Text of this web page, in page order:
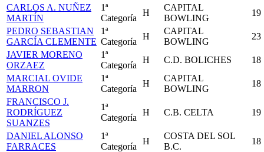
CARLOS A. NUÑEZ
MARTÍN
1ª
Categoría
H
CAPITAL
BOWLING
19
PEDRO SEBASTIAN
GARCÍA CLEMENTE
1ª
Categoría
H
CAPITAL
BOWLING
23
JAVIER MORENO
ORZAEZ
1ª
Categoría
H C.D. BOLICHES
18
MARCIAL OVIDE
MARRON
1ª
Categoría
H
CAPITAL
BOWLING
18
FRANCISCO J.
RODRÍGUEZ
SUANZES
1ª
Categoría
H C.B. CELTA 19
DANIEL ALONSO
FARRACES
1ª
Categoría
H
COSTA DEL SOL
B.C.
18